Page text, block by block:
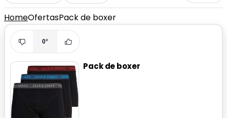
HomeOfertasPack de boxer
0°
Pack de boxer